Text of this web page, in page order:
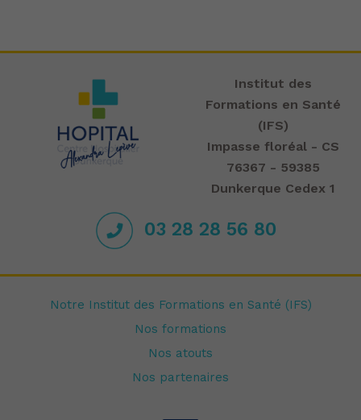
Institut des
Formations en Santé
(IFS)
Impasse floréal - CS
76367 - 59385
Dunkerque Cedex 1
03 28 28 56 80
Notre Institut des Formations en Santé (IFS)
Nos formations
Nos atouts
Nos partenaires